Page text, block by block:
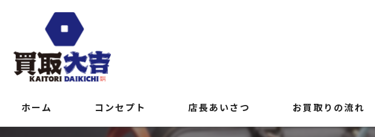
ホーム コンセプト 店長あいさつ お買取りの流れ